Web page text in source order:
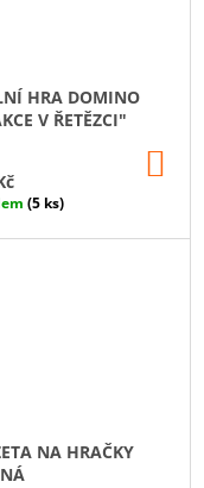
HRA DOMINO
V ŘETĚZCI"
(5 ks)
NA HRAČKY